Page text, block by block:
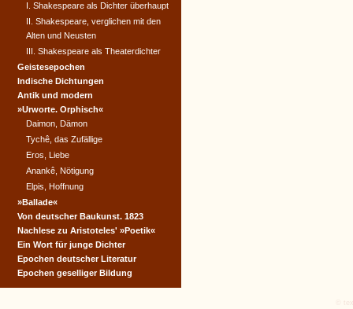
I. Shakespeare als Dichter überhaupt
II. Shakespeare, verglichen mit den
Alten und Neusten
III. Shakespeare als Theaterdichter
Geistesepochen
Indische Dichtungen
Antik und modern
»Urworte. Orphisch«
Daimon, Dämon
Tychê, das Zufällige
Eros, Liebe
Anankê, Nötigung
Elpis, Hoffnung
»Ballade«
Von deutscher Baukunst. 1823
Nachlese zu Aristoteles' »Poetik«
Ein Wort für junge Dichter
Epochen deutscher Literatur
Epochen geselliger Bildung